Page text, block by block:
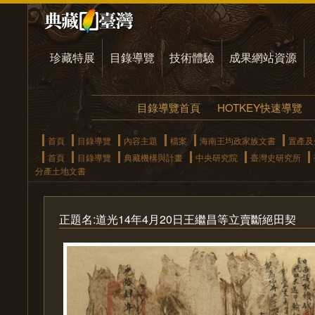
珍藏特展 目錄導覽 技術體驗 成果網站資源
目錄導覽首頁 HOTKEY快速導覽
首頁 目錄導覽 內容主題 檔案 海南王均政家族文書
置產
首頁
目錄導覽 典藏機構與計畫 中央研究院 臺灣史研究所
分產土地文書
正題名:道光14年4月20日王繼昌等立賣斷絕田契